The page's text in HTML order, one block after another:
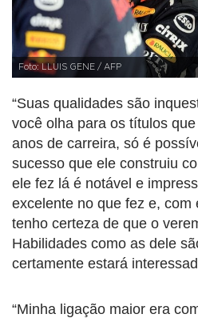
Foto: LLUIS GENE / AFP
“Suas qualidades são
você olha para os títulos
anos de carreira, só é
sucesso que ele construiu
ele fez lá é notável e
excelente no que fez e, com
tenho certeza de que o
Habilidades como as dele
certamente estará
“Minha ligação maior era